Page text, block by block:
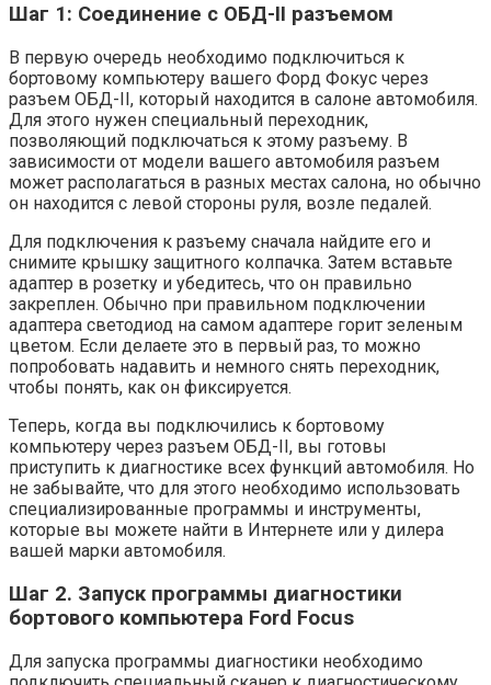
Шаг 1: Соединение с ОБД-II разъемом
В первую очередь необходимо подключиться к
бортовому компьютеру вашего Форд Фокус через
разъем ОБД-II, который находится в салоне автомобиля.
Для этого нужен специальный переходник,
позволяющий подключаться к этому разъему. В
зависимости от модели вашего автомобиля разъем
может располагаться в разных местах салона, но обычно
он находится с левой стороны руля, возле педалей.
Для подключения к разъему сначала найдите его и
снимите крышку защитного колпачка. Затем вставьте
адаптер в розетку и убедитесь, что он правильно
закреплен. Обычно при правильном подключении
адаптера светодиод на самом адаптере горит зеленым
цветом. Если делаете это в первый раз, то можно
попробовать надавить и немного снять переходник,
чтобы понять, как он фиксируется.
Теперь, когда вы подключились к бортовому
компьютеру через разъем ОБД-II, вы готовы
приступить к диагностике всех функций автомобиля. Но
не забывайте, что для этого необходимо использовать
специализированные программы и инструменты,
которые вы можете найти в Интернете или у дилера
вашей марки автомобиля.
Шаг 2. Запуск программы диагностики
бортового компьютера Ford Focus
Для запуска программы диагностики необходимо